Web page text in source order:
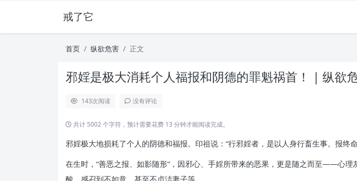
戒了它
首页 纵欲危害 正文
邪婬是极大消耗个人福报和阴德的罪魁祸首！ | 纵欲
143次阅读 没有评论
共计 5002 个字符，预计需要花费 13 分钟才能阅读完成。
邪婬极大地损耗了个人的阴德和福报。印祖说：“行邪婬者，是以人身行畜生事。报终
在生时，“善恶之报、如影随形”，因邪心、手婬所带来的恶果，更是随之而至——心
酸，感召到不如意、甚至不贞洁妻子等。